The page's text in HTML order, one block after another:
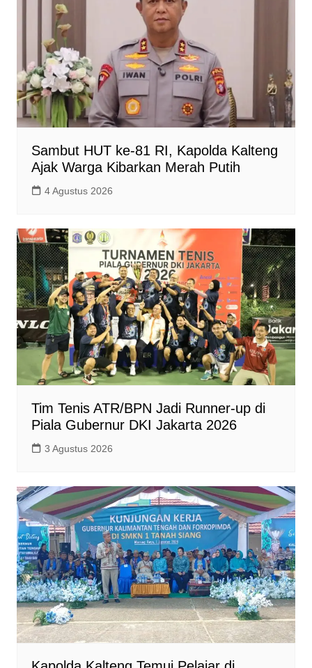
Sambut HUT ke-81 RI, Kapolda Kalteng
Ajak Warga Kibarkan Merah Putih
4 Agustus 2026
Tim Tenis ATR/BPN Jadi Runner-up di
Piala Gubernur DKI Jakarta 2026
3 Agustus 2026